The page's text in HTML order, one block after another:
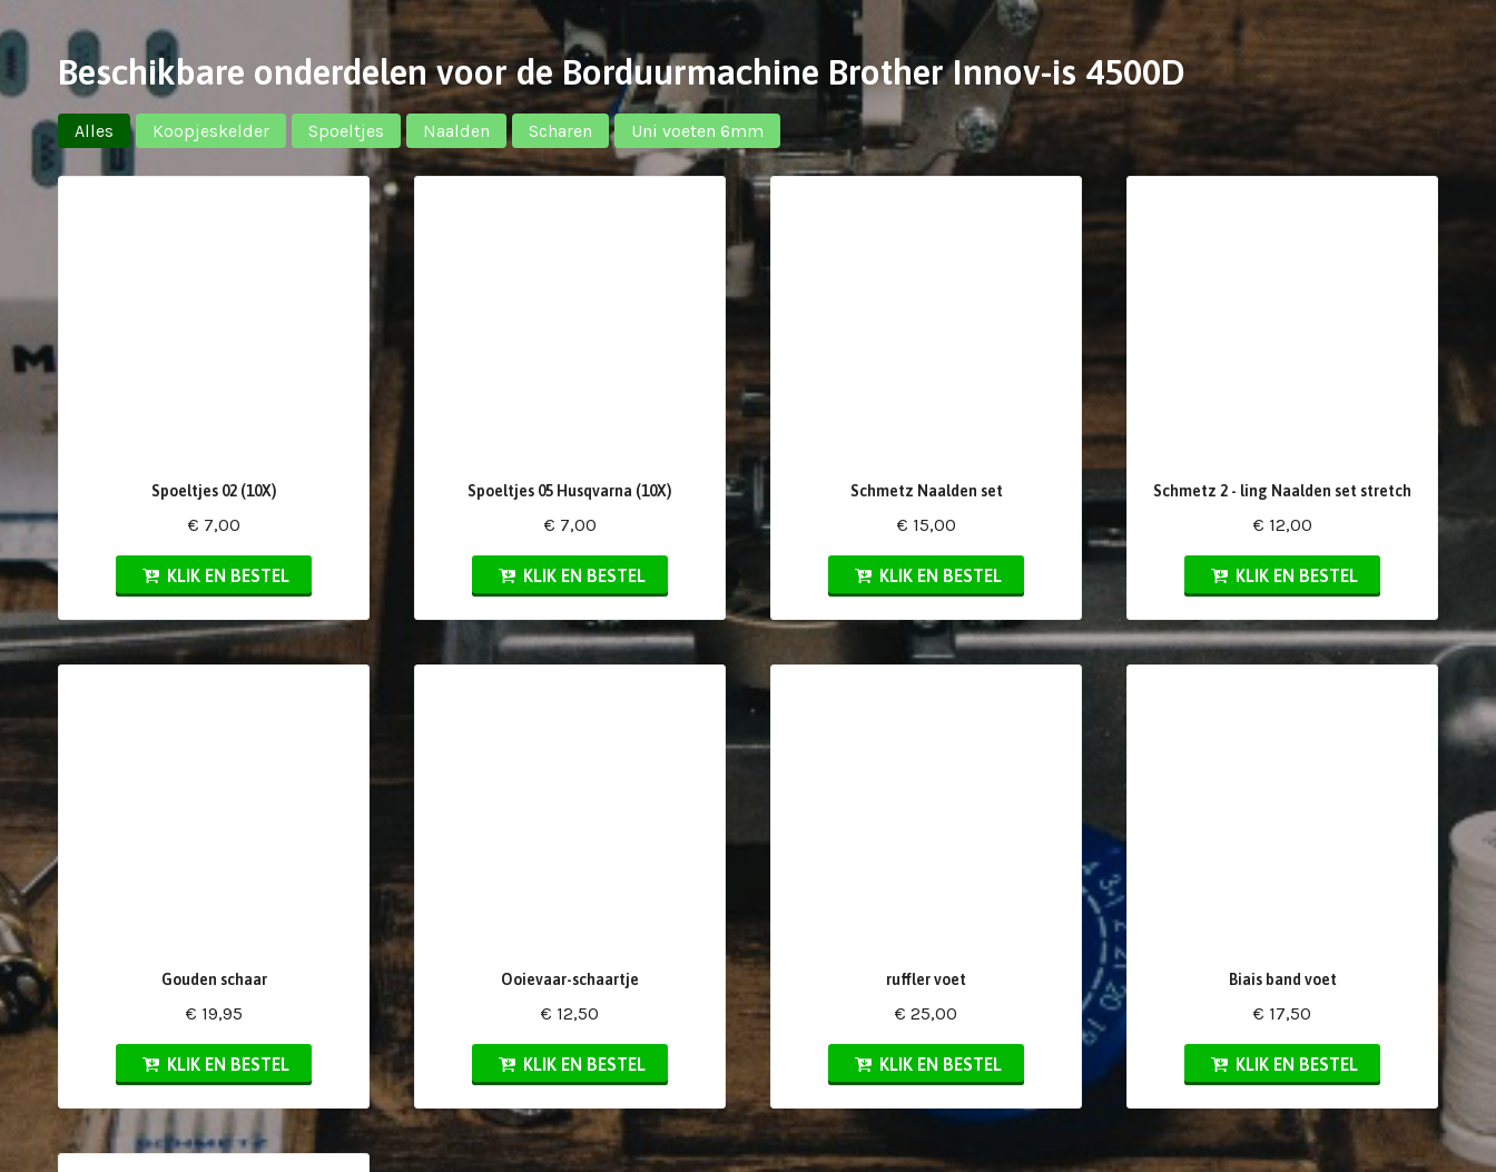
Beschikbare onderdelen voor de Borduurmachine Brother Innov-is 4500D
Alles Koopjeskelder Spoeltjes Naalden Scharen Uni voeten 6mm
Spoeltjes 02 (10X)
€ 7,00
KLIK EN BESTEL
Spoeltjes 05 Husqvarna (10X)
€ 7,00
KLIK EN BESTEL
Schmetz Naalden set
€ 15,00
KLIK EN BESTEL
Schmetz 2 - ling Naalden set stretch
€ 12,00
KLIK EN BESTEL
Gouden schaar
€ 19,95
KLIK EN BESTEL
Ooievaar-schaartje
€ 12,50
KLIK EN BESTEL
ruffler voet
€ 25,00
KLIK EN BESTEL
Biais band voet
€ 17,50
KLIK EN BESTEL